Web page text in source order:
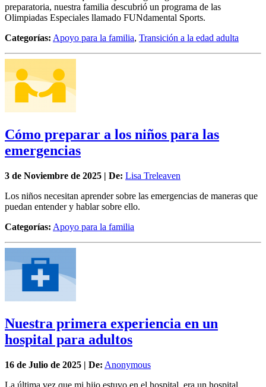
preparatoria, nuestra familia descubrió un programa de las
Olimpiadas Especiales llamado FUNdamental Sports.
Categorías: Apoyo para la familia, Transición a la edad adulta
Cómo preparar a los niños para las
emergencias
3 de Noviembre de 2025 | De: Lisa Treleaven
Los niños necesitan aprender sobre las emergencias de maneras que
puedan entender y hablar sobre ello.
Categorías: Apoyo para la familia
Nuestra primera experiencia en un
hospital para adultos
16 de Julio de 2025 | De: Anonymous
La última vez que mi hijo estuvo en el hospital, era un hospital